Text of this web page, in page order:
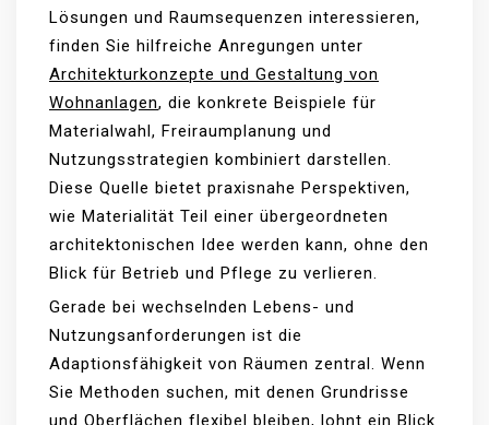
Lösungen und Raumsequenzen interessieren,
finden Sie hilfreiche Anregungen unter
Architekturkonzepte und Gestaltung von
Wohnanlagen, die konkrete Beispiele für
Materialwahl, Freiraumplanung und
Nutzungsstrategien kombiniert darstellen.
Diese Quelle bietet praxisnahe Perspektiven,
wie Materialität Teil einer übergeordneten
architektonischen Idee werden kann, ohne den
Blick für Betrieb und Pflege zu verlieren.
Gerade bei wechselnden Lebens- und
Nutzungsanforderungen ist die
Adaptionsfähigkeit von Räumen zentral. Wenn
Sie Methoden suchen, mit denen Grundrisse
und Oberflächen flexibel bleiben, lohnt ein Blick